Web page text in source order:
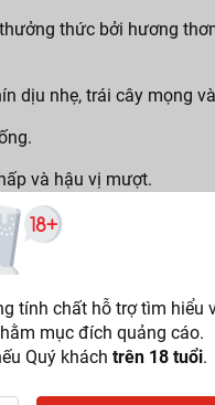
thức bởi hương
dịu nhẹ, trái cây mọng
và hậu vị mượt.
gia đình hoặc các
tránh ánh nắng mặt trời.
tính chất hỗ trợ tìm hiểu
mục đích quảng cáo.
Quý khách trên 18 tuổi.